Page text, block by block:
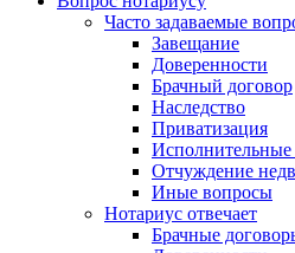
Часто задаваемые
Завещание
Доверенности
Брачный договор
Наследство
Приватизация
Исполнительные
Отчуждение
Иные вопросы
Нотариус отвечает
Брачные